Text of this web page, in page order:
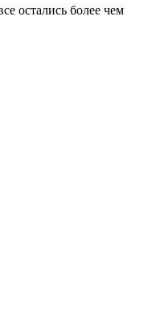
остались более чем